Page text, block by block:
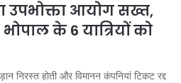
उपभोक्ता आयोग सख्त,
के 6 यात्रियों को
निरस्त होती और विमानन कंपनियां टिकट रद्द